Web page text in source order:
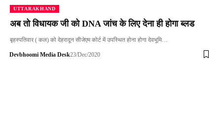
UTTARAKHAND
अब तो विधायक जी को DNA जांच के लिए देना ही होगा ब्लड
बृहस्प‌तिवार ( कल) को देहरादून सीजेएम कोर्ट में उपस्थित होना होगा देवभूमि…
Devbhoomi Media Desk23/Dec/2020